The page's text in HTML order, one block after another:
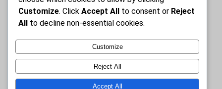
Customize. Click Accept All to consent or Reject
All to decline non-essential cookies.
Customize
Reject All
Accept All